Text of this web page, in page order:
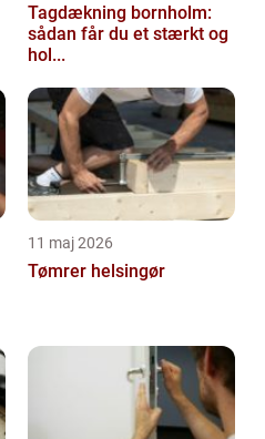
Tagdækning bornholm:
sådan får du et stærkt og
hol...
11 maj 2026
Tømrer helsingør